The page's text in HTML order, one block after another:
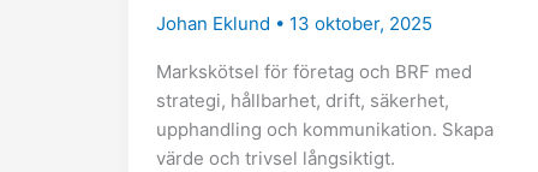
Johan Eklund • 13 oktober, 2025
Markskötsel för företag och BRF med
strategi, hållbarhet, drift, säkerhet,
upphandling och kommunikation. Skapa
värde och trivsel långsiktigt.